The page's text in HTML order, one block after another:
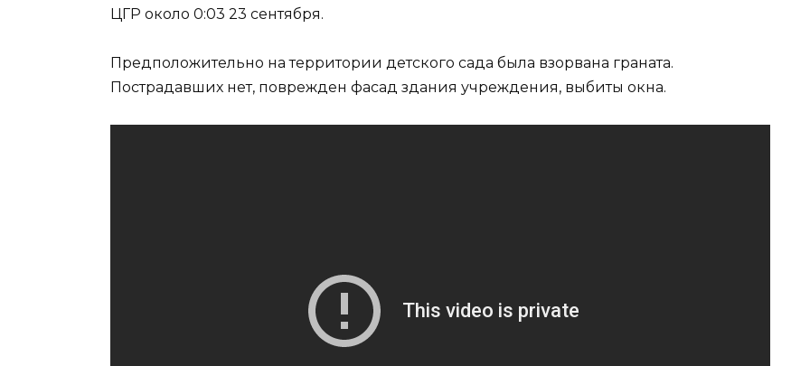
ЦГР около 0:03 23 сентября.
Предположительно на территории детского сада была взорвана граната.
Пострадавших нет, поврежден фасад здания учреждения, выбиты окна.